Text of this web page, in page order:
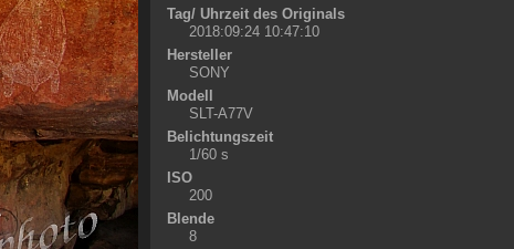
Tag/ Uhrzeit des Originals
2018:09:24 10:47:10
Hersteller
SONY
Modell
SLT-A77V
Belichtungszeit
1/60 s
ISO
200
Blende
8